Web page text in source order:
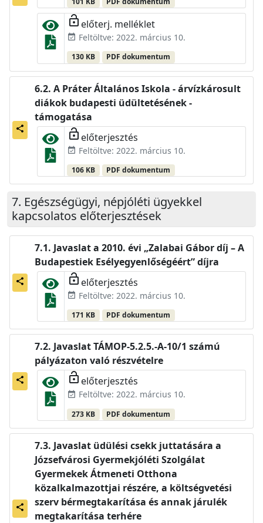
lock_open előterj. melléklet
event_available Feltöltve: 2022. március 10.
130 KB PDF dokumentum
share
A Práter Általános Iskola - árvízkárosult
diákok budapesti üdültetésének -
támogatása
lock_open előterjesztés
event_available Feltöltve: 2022. március 10.
106 KB PDF dokumentum
Egészségügyi, népjóléti ügyekkel
kapcsolatos előterjesztések
share
Javaslat a 2010. évi „Zalabai Gábor díj – A
Budapestiek Esélyegyenlőségéért” díjra
lock_open előterjesztés
event_available Feltöltve: 2022. március 10.
171 KB PDF dokumentum
share
Javaslat TÁMOP-5.2.5.-A-10/1 számú
pályázaton való részvételre
lock_open előterjesztés
event_available Feltöltve: 2022. március 10.
273 KB PDF dokumentum
share
Javaslat üdülési csekk juttatására a
Józsefvárosi Gyermekjóléti Szolgálat
Gyermekek Átmeneti Otthona
közalkalmazottjai részére, a költségvetési
szerv bérmegtakarítása és annak járulék
megtakarítása terhére